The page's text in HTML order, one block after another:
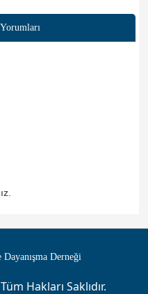
Derneği
Hakları Saklıdır.